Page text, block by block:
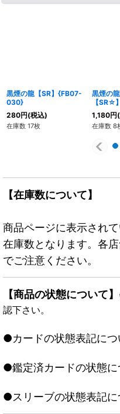
黒煙の龍【SR】{FB07-
030}
280円(税込)
在庫数 17枚
黒煙の
【SR☆
1,180円
在庫数 8
【在庫数について】
商品ページに表示され
在庫数となります。各
でご注意ください。
【商品の状態について】
認下さい。
●カードの状態表記につ
●鑑定済カードの状態に
●スリーブの状態表記に